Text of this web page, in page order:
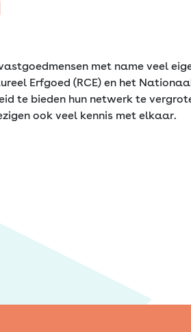
met name veel
Erfgoed (RCE) en het
te bieden hun netwerk te
ook veel kennis met elkaar.